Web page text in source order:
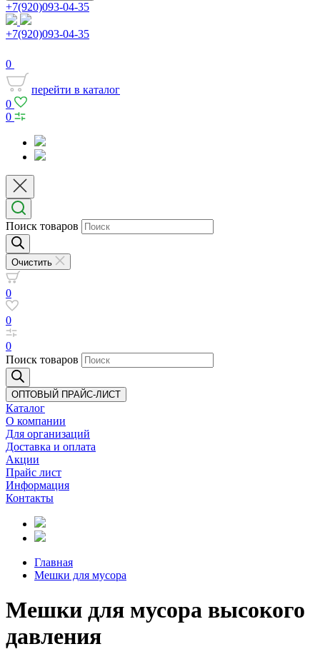
+7(920)093-04-35
+7(920)093-04-35
0
перейти в каталог
0
0
Поиск товаров
Очистить
0
0
0
Поиск товаров
ОПТОВЫЙ ПРАЙС-ЛИСТ
Каталог
О компании
Для организаций
Доставка и оплата
Акции
Прайс лист
Информация
Контакты
Главная
Мешки для мусора
Мешки для мусора высокого
давления